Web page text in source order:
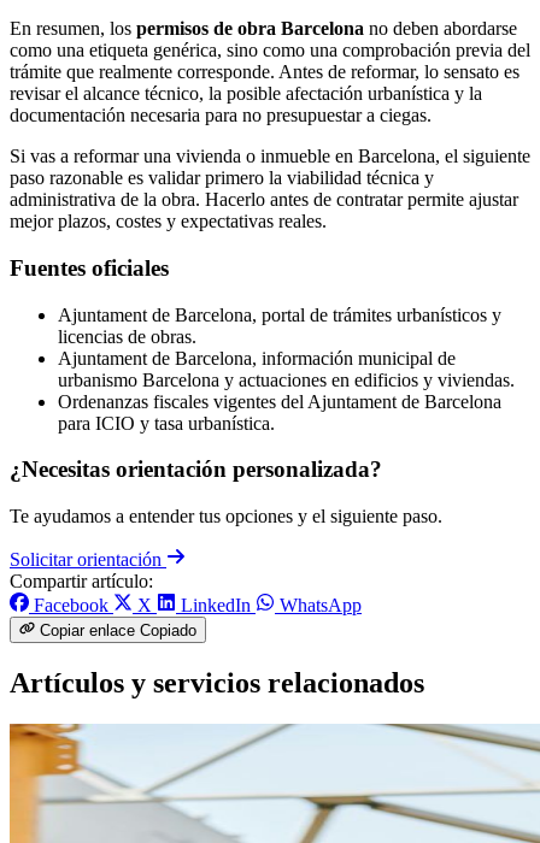
En resumen, los permisos de obra Barcelona no deben abordarse
como una etiqueta genérica, sino como una comprobación previa del
trámite que realmente corresponde. Antes de reformar, lo sensato es
revisar el alcance técnico, la posible afectación urbanística y la
documentación necesaria para no presupuestar a ciegas.
Si vas a reformar una vivienda o inmueble en Barcelona, el siguiente
paso razonable es validar primero la viabilidad técnica y
administrativa de la obra. Hacerlo antes de contratar permite ajustar
mejor plazos, costes y expectativas reales.
Fuentes oficiales
Ajuntament de Barcelona, portal de trámites urbanísticos y
licencias de obras.
Ajuntament de Barcelona, información municipal de
urbanismo Barcelona y actuaciones en edificios y viviendas.
Ordenanzas fiscales vigentes del Ajuntament de Barcelona
para ICIO y tasa urbanística.
¿Necesitas orientación personalizada?
Te ayudamos a entender tus opciones y el siguiente paso.
Solicitar orientación
Compartir artículo:
Facebook
X LinkedIn WhatsApp
Copiar enlace Copiado
Artículos y servicios relacionados